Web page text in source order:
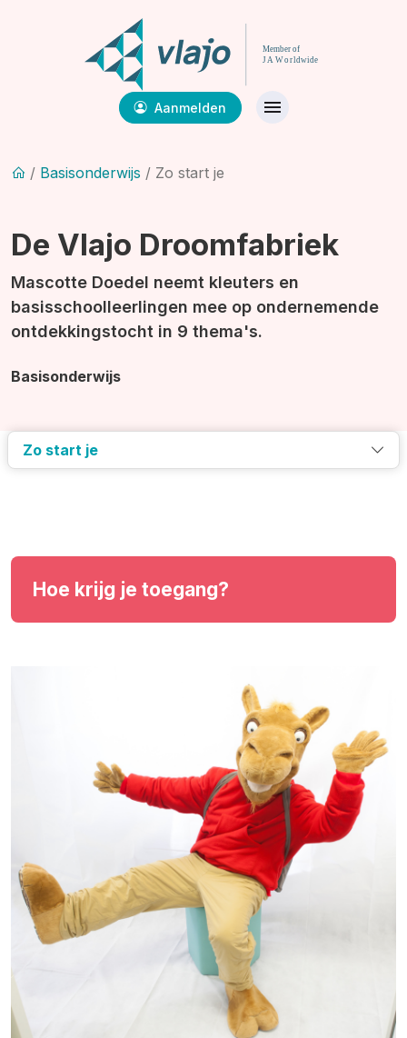
Aanmelden
/ Basisonderwijs / Zo start je
De Vlajo Droomfabriek
Mascotte Doedel neemt kleuters en
basisschoolleerlingen mee op ondernemende
ontdekkingstocht in 9 thema's.
Basisonderwijs
Zo start je
Hoe krijg je toegang?